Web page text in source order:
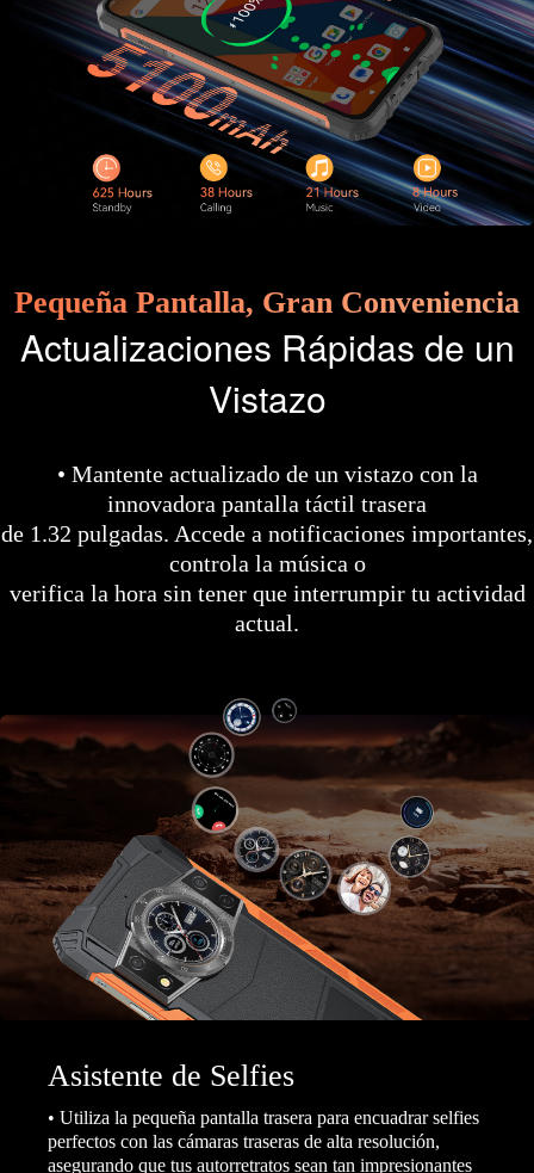
Pequeña Pantalla, Gran Conveniencia
Actualizaciones Rápidas de un
Vistazo
• Mantente actualizado de un vistazo con la
innovadora pantalla táctil trasera
de 1.32 pulgadas. Accede a notificaciones importantes,
controla la música o
verifica la hora sin tener que interrumpir tu actividad
actual.
Asistente de Selfies
• Utiliza la pequeña pantalla trasera para encuadrar selfies
perfectos con las cámaras traseras de alta resolución,
asegurando que tus autorretratos sean tan impresionantes